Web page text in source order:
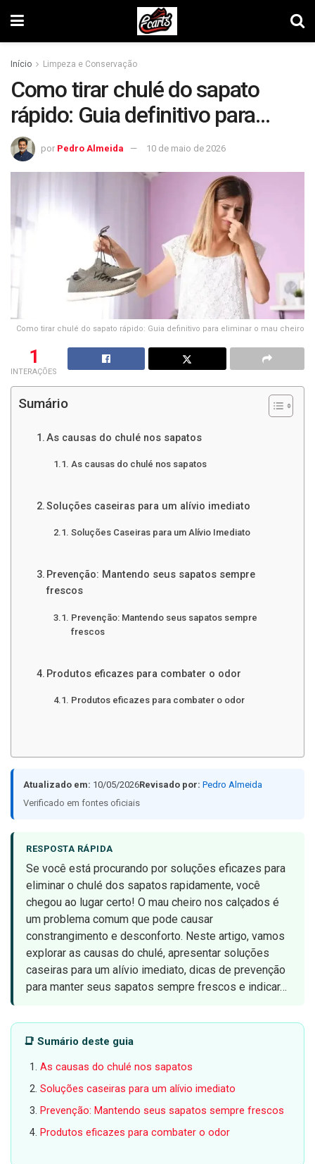
Início Limpeza e Conservação
Como tirar chulé do sapato
rápido: Guia definitivo para
eliminar o mau cheiro
por Pedro Almeida 10 de maio de 2026
Como tirar chulé do sapato rápido: Guia definitivo para eliminar o mau cheiro
1
INTERAÇÕES
Sumário
As causas do chulé nos sapatos
As causas do chulé nos sapatos
Soluções caseiras para um alívio imediato
Soluções Caseiras para um Alívio Imediato
Prevenção: Mantendo seus sapatos sempre
frescos
Prevenção: Mantendo seus sapatos sempre
frescos
Produtos eficazes para combater o odor
Produtos eficazes para combater o odor
Atualizado em: 10/05/2026Revisado por: Pedro Almeida
Verificado em fontes oficiais
RESPOSTA RÁPIDA
Se você está procurando por soluções eficazes para
eliminar o chulé dos sapatos rapidamente, você
chegou ao lugar certo! O mau cheiro nos calçados é
um problema comum que pode causar
constrangimento e desconforto. Neste artigo, vamos
explorar as causas do chulé, apresentar soluções
caseiras para um alívio imediato, dicas de prevenção
para manter seus sapatos sempre frescos e indicar…
📑 Sumário deste guia
As causas do chulé nos sapatos
Soluções caseiras para um alívio imediato
Prevenção: Mantendo seus sapatos sempre frescos
Produtos eficazes para combater o odor